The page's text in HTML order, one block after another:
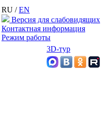
RU /EN
Версия для слабовидящих
Контактная информация
Режим работы
3D-тур